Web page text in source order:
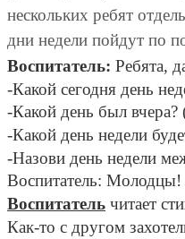
нескольких ребят
дни недели пойдут по
Воспитатель: Ребята,
-Какой сегодня день
-Какой день был вчера?
-Какой день недели
-Назови день недели
Воспитатель: Молодцы!
Воспитатель читает
Как-то с другом